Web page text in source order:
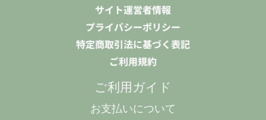
サイト運営者情報
プライバシーポリシー
特定商取引法に基づく表記
ご利用規約
ご利用ガイド
お支払いについて